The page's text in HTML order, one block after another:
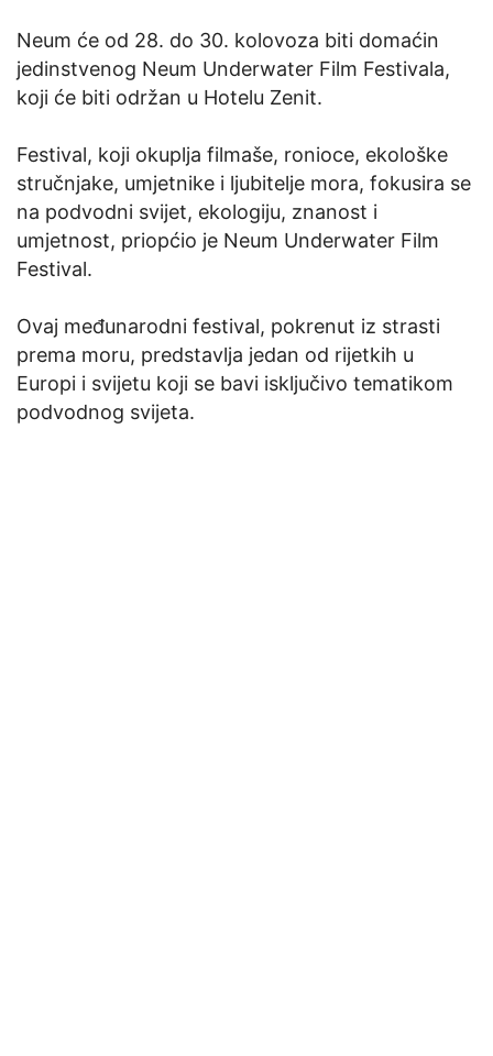
Neum će od 28. do 30. kolovoza biti domaćin
jedinstvenog Neum Underwater Film Festivala,
koji će biti održan u Hotelu Zenit.
Festival, koji okuplja filmaše, ronioce, ekološke
stručnjake, umjetnike i ljubitelje mora, fokusira se
na podvodni svijet, ekologiju, znanost i
umjetnost, priopćio je Neum Underwater Film
Festival.
Ovaj međunarodni festival, pokrenut iz strasti
prema moru, predstavlja jedan od rijetkih u
Europi i svijetu koji se bavi isključivo tematikom
podvodnog svijeta.